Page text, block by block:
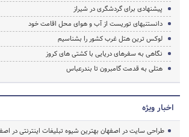
پیشنهادی برای گردشگری در شیراز
دانستنیهای توریست از آب و هوای محل اقامت خود
لوکس ترین هتل غرب کشور را بشناسیم
نگاهی به سفرهای دریایی با کشتی های کروز
هتلی به قدمت گامبرون تا بندرعباس
اخبار ویژه
طراحی سایت در اصفهان بهترین شیوه تبلیغات اینترنتی در